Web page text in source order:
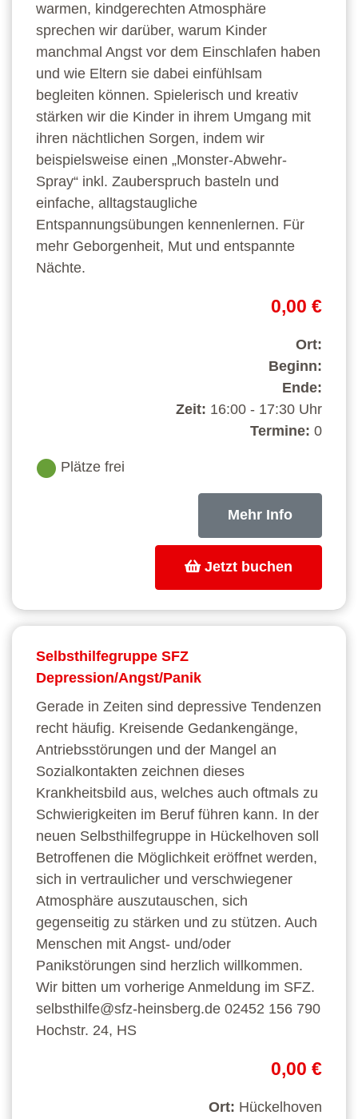
warmen, kindgerechten Atmosphäre
sprechen wir darüber, warum Kinder
manchmal Angst vor dem Einschlafen haben
und wie Eltern sie dabei einfühlsam
begleiten können. Spielerisch und kreativ
stärken wir die Kinder in ihrem Umgang mit
ihren nächtlichen Sorgen, indem wir
beispielsweise einen „Monster-Abwehr-
Spray“ inkl. Zauberspruch basteln und
einfache, alltagstaugliche
Entspannungsübungen kennenlernen. Für
mehr Geborgenheit, Mut und entspannte
Nächte.
0,00 €
Ort:
Beginn:
Ende:
Zeit: 16:00 - 17:30 Uhr
Termine: 0
Plätze frei
Mehr Info
Jetzt buchen
Selbsthilfegruppe SFZ
Depression/Angst/Panik
Gerade in Zeiten sind depressive Tendenzen
recht häufig. Kreisende Gedankengänge,
Antriebsstörungen und der Mangel an
Sozialkontakten zeichnen dieses
Krankheitsbild aus, welches auch oftmals zu
Schwierigkeiten im Beruf führen kann. In der
neuen Selbsthilfegruppe in Hückelhoven soll
Betroffenen die Möglichkeit eröffnet werden,
sich in vertraulicher und verschwiegener
Atmosphäre auszutauschen, sich
gegenseitig zu stärken und zu stützen. Auch
Menschen mit Angst- und/oder
Panikstörungen sind herzlich willkommen.
Wir bitten um vorherige Anmeldung im SFZ.
selbsthilfe@sfz-heinsberg.de 02452 156 790
Hochstr. 24, HS
0,00 €
Ort: Hückelhoven